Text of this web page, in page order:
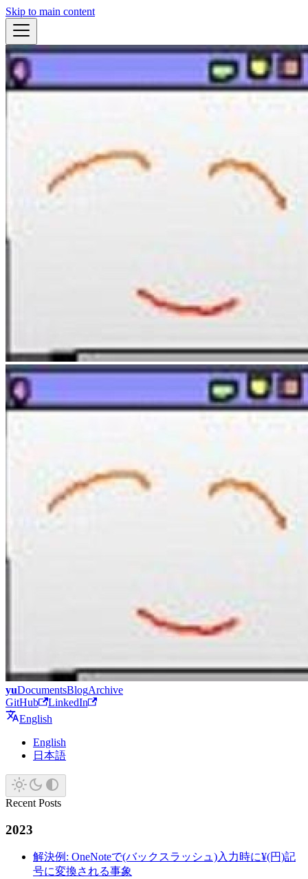
Skip to main content
yuDocumentsBlogArchive
GitHub
LinkedIn
English
English
日本語
Recent Posts
2023
解決例: OneNoteで(バックスラッシュ)入力時に¥(円)記
号に変換される事象